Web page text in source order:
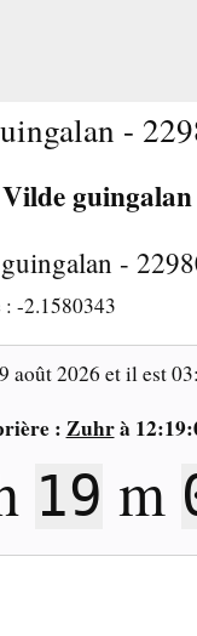
-
guingalan
-
: -2.1580343
9 août 2026 et il est
:Zuhrà
18m